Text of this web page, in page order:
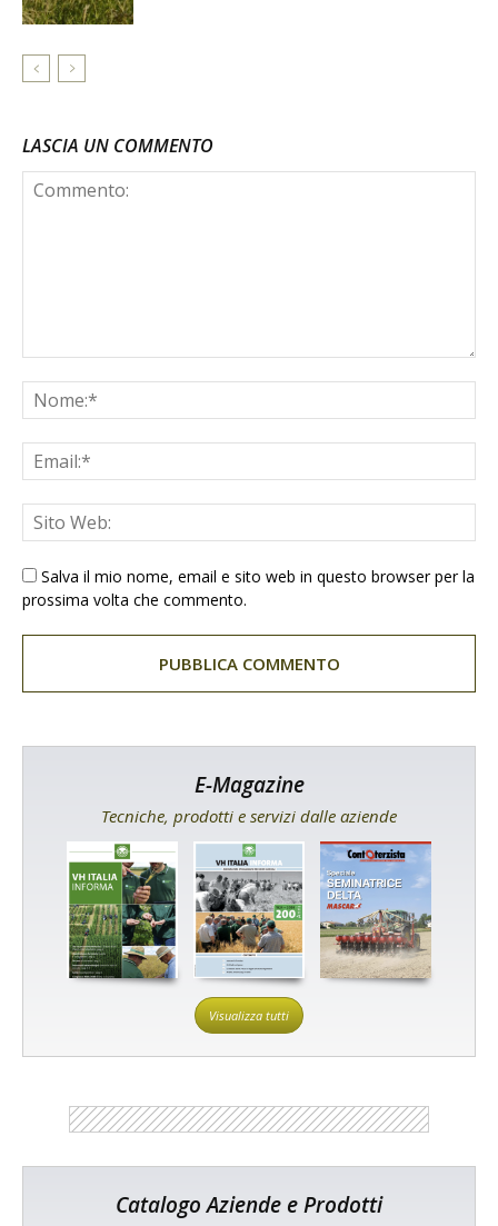
LASCIA UN COMMENTO
Salva il mio nome, email e sito web in questo browser per la
prossima volta che commento.
E-Magazine
Tecniche, prodotti e servizi dalle aziende
Visualizza tutti
Catalogo Aziende e Prodotti